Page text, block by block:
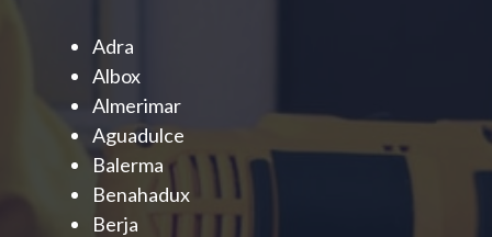
Adra
Albox
Almerimar
Aguadulce
Balerma
Benahadux
Berja